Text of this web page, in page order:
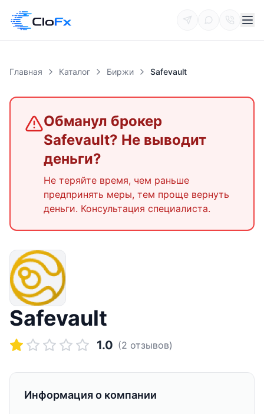
Главная Каталог Биржи Safevault
Обманул брокер
Safevault? Не выводит
деньги?
Не теряйте время, чем раньше
предпринять меры, тем проще вернуть
деньги. Консультация специалиста.
Safevault
1.0 (2 отзывов)
Информация о компании